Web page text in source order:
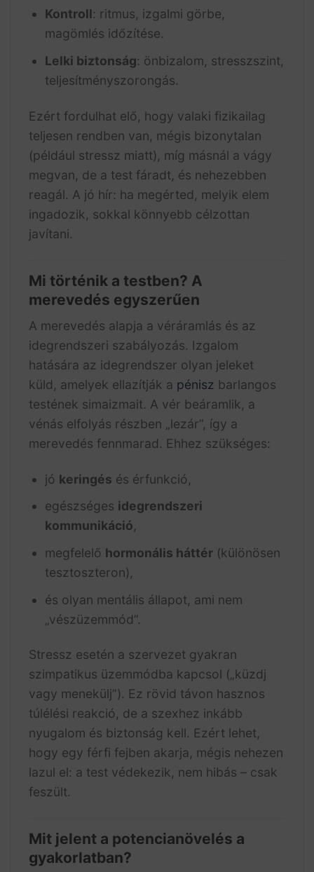
Kontroll: ritmus, izgalmi görbe,
magömlés időzítése.
Lelki biztonság: önbizalom, stresszszint,
teljesítményszorongás.
Ezért fordulhat elő, hogy valaki fizikailag
teljesen rendben van, mégis bizonytalan
(például stressz miatt), míg másnál a vágy
megvan, de a test fáradt, és nehezebben
reagál. A jó hír: ha megérted, melyik elem
ingadozik, sokkal könnyebb célzottan
javítani.
Mi történik a testben? A
merevedés egyszerűen
A merevedés alapja a véráramlás és az
idegrendszeri szabályozás. Izgalom
hatására az idegrendszer olyan jeleket
küld, amelyek ellazítják a pénisz barlangos
testének simaizmait. A vér beáramlik, a
vénás elfolyás részben „lezár”, így a
merevedés fennmarad. Ehhez szükséges:
jó keringés és érfunkció,
egészséges idegrendszeri
kommunikáció,
megfelelő hormonális háttér (különösen
tesztoszteron),
és olyan mentális állapot, ami nem
„vészüzemmód”.
Stressz esetén a szervezet gyakran
szimpatikus üzemmódba kapcsol („küzdj
vagy menekülj”). Ez rövid távon hasznos
túlélési reakció, de a szexhez inkább
nyugalom és biztonság kell. Ezért lehet,
hogy egy férfi fejben akarja, mégis nehezen
lazul el: a test védekezik, nem hibás – csak
feszült.
Mit jelent a potencianövelés a
gyakorlatban?